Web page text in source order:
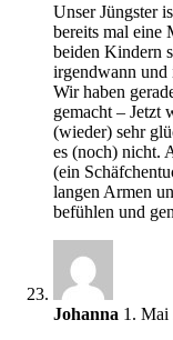
Unser Jüngster
bereits mal eine
beiden Kindern
irgendwann
Wir haben
gemacht – Jetzt
(wieder) sehr
es (noch) nicht.
(ein
langen Armen
befühlen und
Johanna 1. Mai